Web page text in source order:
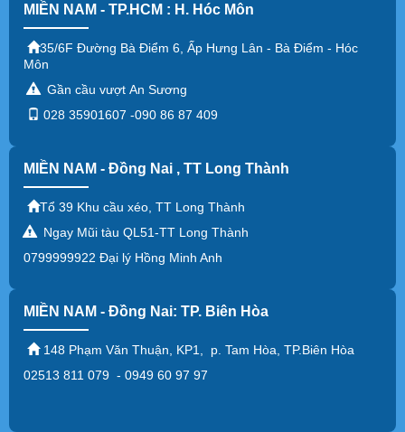
MIỀN NAM - TP.HCM : H. Hóc Môn
35/6F Đường Bà Điểm 6, Ấp Hưng Lân - Bà Điểm - Hóc
Môn
Gần cầu vượt An Sương
028 35901607 -090 86 87 409
MIỀN NAM - Đồng Nai , TT Long Thành
Tổ 39 Khu cầu xéo, TT Long Thành
Ngay Mũi tàu QL51-TT Long Thành
0799999922 Đại lý Hồng Minh Anh
MIỀN NAM - Đồng Nai: TP. Biên Hòa
148 Phạm Văn Thuận, KP1, p. Tam Hòa, TP.Biên Hòa
02513 811 079 - 0949 60 97 97